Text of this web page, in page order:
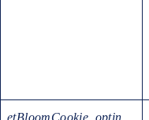
etBloomCookie_optin